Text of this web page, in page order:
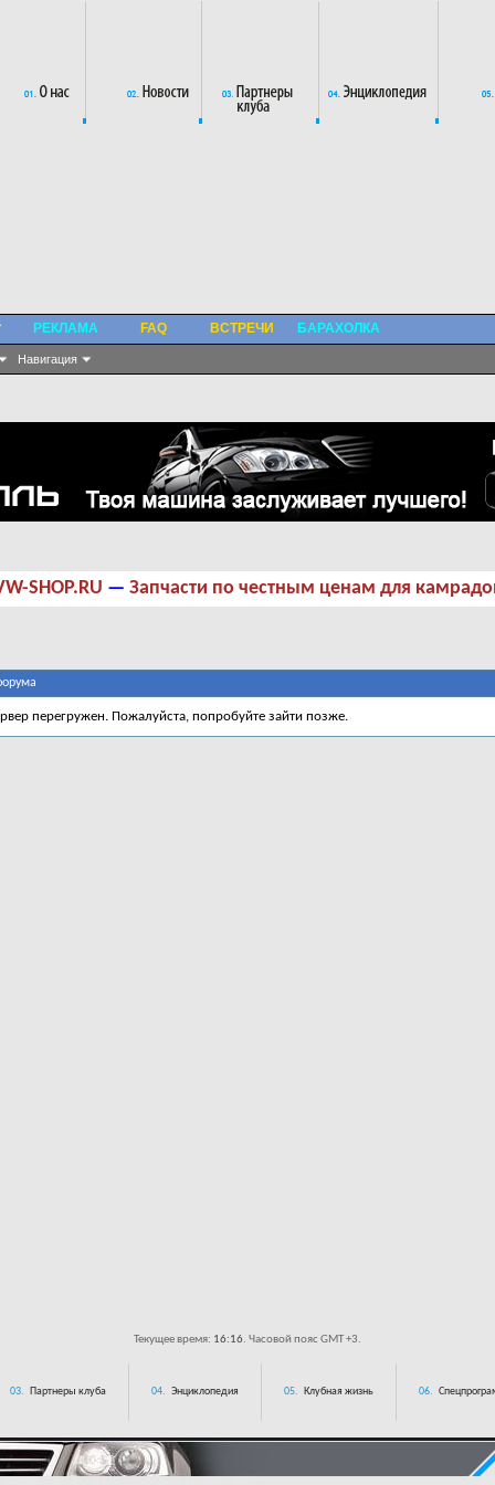
Навигация
РЕКЛАМА FAQ ВСТРЕЧИ БАРАХОЛКА
SHOP.RU — Запчасти по честным ценам для
перегружен. Пожалуйста, попробуйте зайти позже.
Текущее время: 16:16. Часовой пояс GMT +3.
03. Партнеры клуба 04. Энциклопедия 05. Клубная жизнь 06.